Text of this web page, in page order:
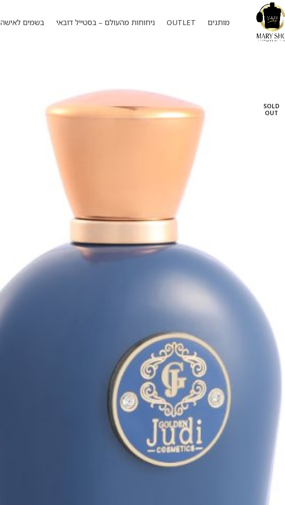
מותגים OUTLET ניחוחות מהעולם – בסטייל דובאי בשמים לאישה
SOLD
OUT